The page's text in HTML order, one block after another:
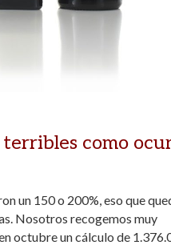
terribles como
un 150 o 200%, eso que
Nosotros recogemos muy
octubre un cálculo de